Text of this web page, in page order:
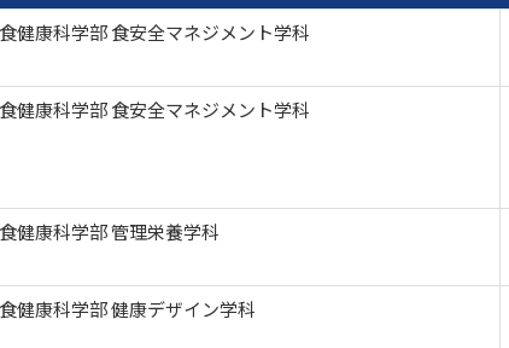
食健康科学部 食安全マネジメント学科
食健康科学部 食安全マネジメント学科
食健康科学部 管理栄養学科
食健康科学部 健康デザイン学科